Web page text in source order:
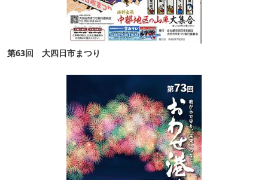
第63回 大四日市まつり